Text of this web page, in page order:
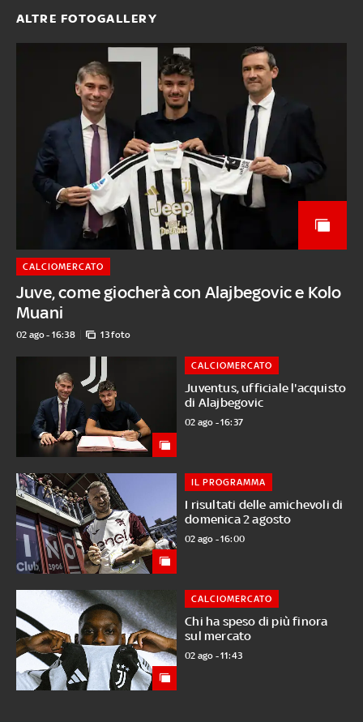
ALTRE FOTOGALLERY
Juve, come giocherà con Alajbegovic e Kolo
Muani
CALCIOMERCATO
02 ago - 16:38 13 foto
Juventus, ufficiale l'acquisto
di Alajbegovic
CALCIOMERCATO
02 ago - 16:37
I risultati delle amichevoli di
domenica 2 agosto
IL PROGRAMMA
02 ago - 16:00
Chi ha speso di più finora
sul mercato
CALCIOMERCATO
02 ago - 11:43